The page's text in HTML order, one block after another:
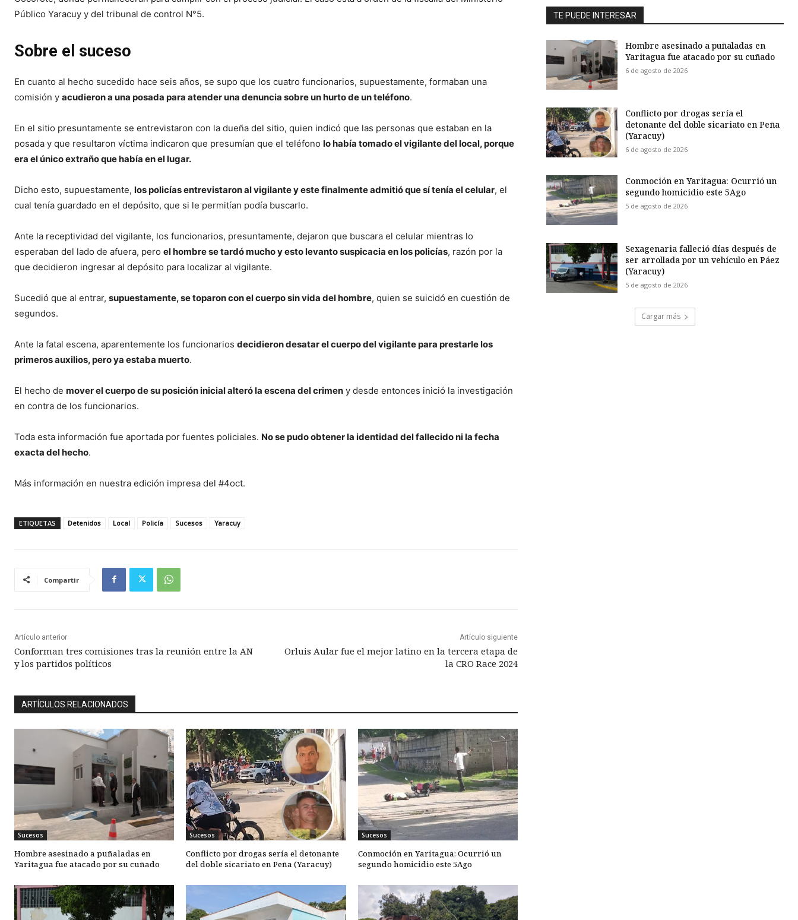
Público Yaracuy y del tribunal de control N°5.
Sobre el suceso
En cuanto al hecho sucedido hace seis años, se supo que los cuatro funcionarios, supuestamente, formaban una
comisión y acudieron a una posada para atender una denuncia sobre un hurto de un teléfono.
En el sitio presuntamente se entrevistaron con la dueña del sitio, quien indicó que las personas que estaban en la
posada y que resultaron víctima indicaron que presumían que el teléfono lo había tomado el vigilante del local, porque
era el único extraño que había en el lugar.
Dicho esto, supuestamente, los policías entrevistaron al vigilante y este finalmente admitió que sí tenía el celular, el
cual tenía guardado en el depósito, que si le permitían podía buscarlo.
Ante la receptividad del vigilante, los funcionarios, presuntamente, dejaron que buscara el celular mientras lo
esperaban del lado de afuera, pero el hombre se tardó mucho y esto levanto suspicacia en los policías, razón por la
que decidieron ingresar al depósito para localizar al vigilante.
Sucedió que al entrar, supuestamente, se toparon con el cuerpo sin vida del hombre, quien se suicidó en cuestión de
segundos.
Ante la fatal escena, aparentemente los funcionarios decidieron desatar el cuerpo del vigilante para prestarle los
primeros auxilios, pero ya estaba muerto.
El hecho de mover el cuerpo de su posición inicial alteró la escena del crimen y desde entonces inició la investigación
en contra de los funcionarios.
Toda esta información fue aportada por fuentes policiales. No se pudo obtener la identidad del fallecido ni la fecha
exacta del hecho.
Más información en nuestra edición impresa del #4oct.
ETIQUETAS Detenidos Local Policía Sucesos Yaracuy
Compartir
Artículo anterior
Conforman tres comisiones tras la reunión entre la AN
y los partidos políticos
Artículo siguiente
Orluis Aular fue el mejor latino en la tercera etapa de
la CRO Race 2024
ARTÍCULOS RELACIONADOS
Sucesos
Hombre asesinado a puñaladas en
Yaritagua fue atacado por su cuñado
Sucesos
Conflicto por drogas sería el detonante
del doble sicariato en Peña (Yaracuy)
Sucesos
Conmoción en Yaritagua: Ocurrió un
segundo homicidio este 5Ago
TE PUEDE INTERESAR
Hombre asesinado a puñaladas en
Yaritagua fue atacado por su cuñado
6 de agosto de 2026
Conflicto por drogas sería el
detonante del doble sicariato en Peña
(Yaracuy)
6 de agosto de 2026
Conmoción en Yaritagua: Ocurrió un
segundo homicidio este 5Ago
5 de agosto de 2026
Sexagenaria falleció días después de
ser arrollada por un vehículo en Páez
(Yaracuy)
5 de agosto de 2026
Cargar más